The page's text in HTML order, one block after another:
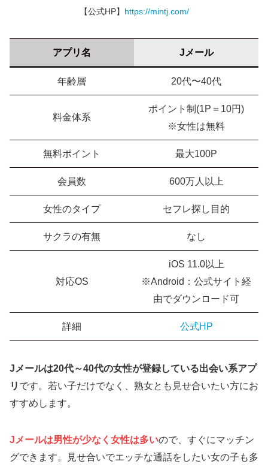
【公式HP】 https://mintj.com/
アプリ名 Jメール
年齢層 20代〜40代
料金体系
ポイント制(1P＝10円)
※女性は無料
無料ポイント 最大100P
会員数 600万人以上
女性のタイプ セフレ探し目的
サクラの有無 なし
対応OS
iOS 11.0以上
※Android：公式サイト経
由でダウンロード可
詳細 公式HP
Jメールは20代～40代の女性が登録している出会い系アプ
リ です。若い子だけでなく、熟女とも見せ合いたい方にお
すすめします。
Jメールは男性が少なく女性は多いので、すぐにマッチン
グできます。見せ合いでエッチな通話をしたい女の子も多